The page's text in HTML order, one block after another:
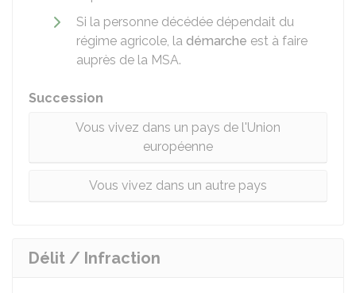
Si la personne décédée dépendait du
régime agricole, la démarche est à faire
auprès de la MSA.
Succession
Vous vivez dans un pays de l'Union
européenne
Vous vivez dans un autre pays
Délit / Infraction